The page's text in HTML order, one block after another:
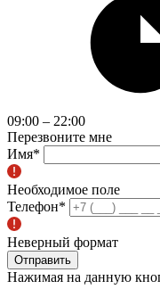
09:00 – 22:00
Перезвоните мне
Имя*
Необходимое поле
Телефон*
Неверный формат
Отправить
Нажимая на данную